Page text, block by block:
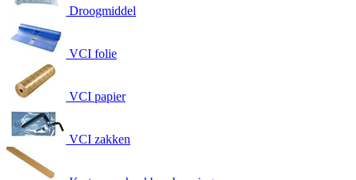
Droogmiddel
VCI folie
VCI papier
VCI zakken